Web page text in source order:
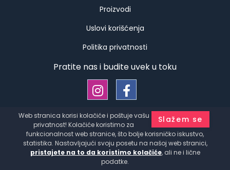
Čajnik 1l sito 1/1 u kutiji
Proizvodi
Uslovi korišćenja
Politika privatnosti
Pratite nas i budite uvek u toku
Copyright © Kauffmann d.o.o. Srbija Sva prava zadržana
Developed byHALO Creative Team
Slažem se
Web stranica korisi kolačiće i poštuje vašu
privatnost! Kolačiće koristimo za
funkcionalnost web stranice, što bolje korisničko iskustvo,
statistika. Nastavljajući svoju posetu na našoj web stranici,
pristajete na to da koristimo kolačiće, ali ne i lične
podatke.